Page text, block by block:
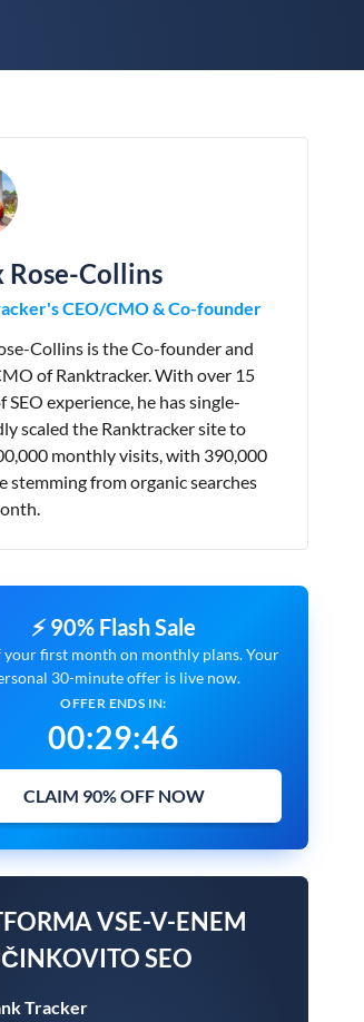
Rose-Collins
CEO/CMO & Co-founder
Collins is the Co-founder and
of Ranktracker. With over 15
SEO experience, he has single-
scaled the Ranktracker site to
monthly visits, with 390,000
stemming from organic searches
⚡ 90% Flash Sale
your first month on monthly plans. Your
30-minute offer is live now.
OFFER ENDS IN:
00:29:45
CLAIM 90% OFF NOW
VSE-V-ENEM
SEO
Tracker